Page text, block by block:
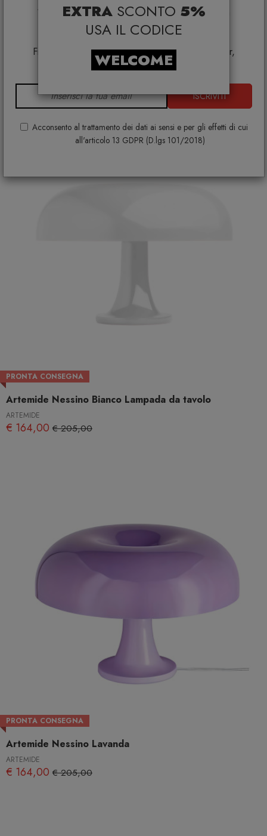
*Coupon non cumulabile con altre promo e non
applicabile su:
Smeg, Bontempi Casa, Samsonite, BBB Italia,
Franke, Gufram, Memphis, Plust, Samsung, Faber,
Dunavox, Zafferano, VG, Slide
ISCRIVITI
Acconsento al trattamento dei dati ai sensi e per gli effetti di cui
all'articolo 13 GDPR (D.lgs 101/2018)
EXTRA SCONTO 5%
USA IL CODICE
WELCOME
Artemide Nessino Arancio Lampada da tavolo
€ 164,00
PRONTA CONSEGNA
Artemide Nessino Bianco Lampada da tavolo
ARTEMIDE
€ 164,00 € 205,00
PRONTA CONSEGNA
Artemide Nessino Lavanda
ARTEMIDE
€ 164,00 € 205,00